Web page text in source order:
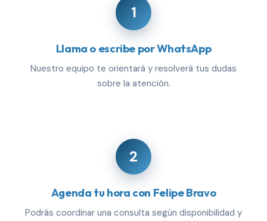
1
Llama o escribe por WhatsApp
Nuestro equipo te orientará y resolverá tus dudas
sobre la atención.
2
Agenda tu hora con Felipe Bravo
Podrás coordinar una consulta según disponibilidad y